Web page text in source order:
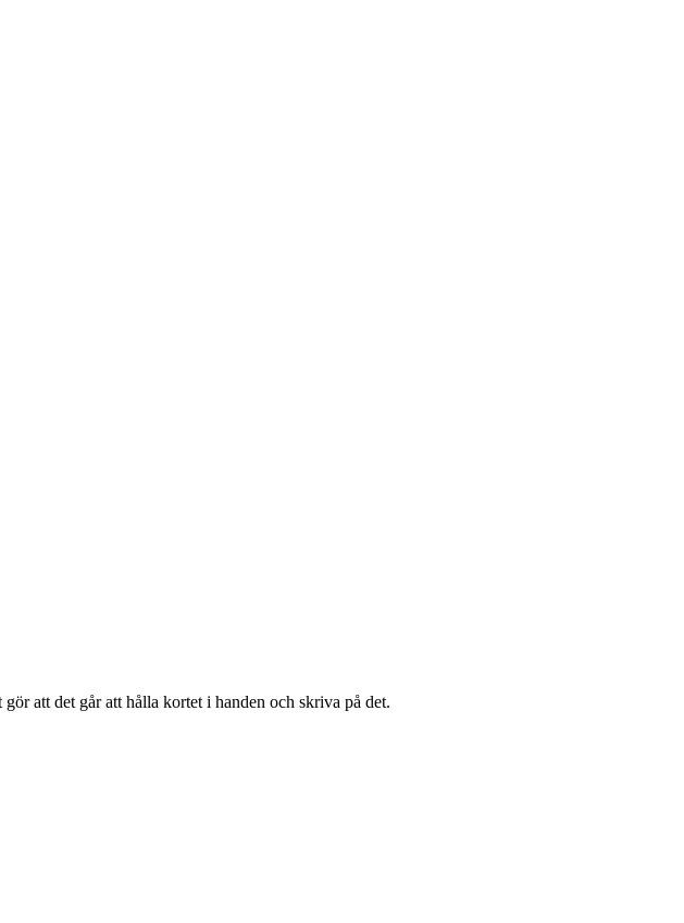
att det går att hålla kortet i handen och skriva på det.